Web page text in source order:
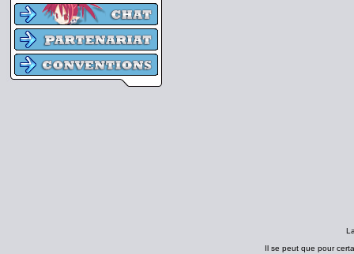
Il se peut que pour